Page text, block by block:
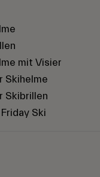
mit Visier
Skihelme
Skibrillen
Ski